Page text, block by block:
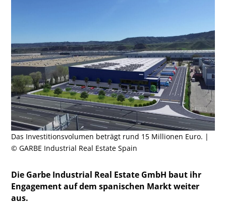
Das Investitionsvolumen beträgt rund 15 Millionen Euro. |
© GARBE Industrial Real Estate Spain
Die Garbe Industrial Real Estate GmbH baut ihr
Engagement auf dem spanischen Markt weiter
aus.